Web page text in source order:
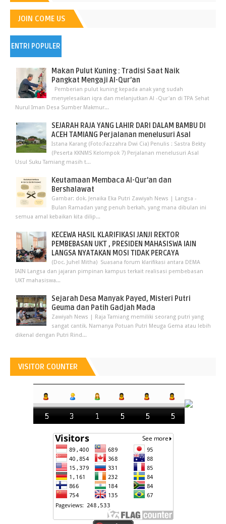
JOIN COME US
ENTRI POPULER
Makan Pulut Kuning : Tradisi Saat Naik
Pangkat Mengaji Al-Qur’an
Pemberian pulut kuning kepada anak yang sudah
menyelesaikan iqra dan melanjutkan Al -Qur'an di TPA Sehat
Nurul Iman Desa Sumber Makmur...
SEJARAH RAJA YANG LAHIR DARI DALAM BAMBU DI
ACEH TAMIANG Perjalanan menelusuri Asal
Istana Karang (Foto:Fazzahra Dwi Cia) Penulis : Sastra Bekty
(Peserta KKNMS Kelompok 7) Perjalanan menelusuri Asal
Usul Suku Tamiang masih t...
Keutamaan Membaca Al-Qur'an dan
Bershalawat
Gambar: dok. Jenaika Eka Putri Zawiyah News | Langsa -
Bulan Ramadan yang penuh berkah, yang mana dibulan ini
semua amal kebaikan kita dilip...
KECEWA HASIL KLARIFIKASI JANJI REKTOR
PEMBEBASAN UKT , PRESIDEN MAHASISWA IAIN
LANGSA NYATAKAN MOSI TIDAK PERCAYA
(Doc. Juhel Mitha) Suasana forum klarifikasi antara DEMA
IAIN Langsa dan jajaran pimpinan kampus terkait realisasi pembebasan
UKT mahasiswa...
Sejarah Desa Manyak Payed, Misteri Putri
Geuma dan Patih Gadjah Mada
Zawiyah News | Raja Tamiang memiliki seorang putri yang
sangat cantik. Namanya Potuan Putri Meuga Gema atau lebih
dikenal dengan Putri Rind...
VISITOR COUNTER